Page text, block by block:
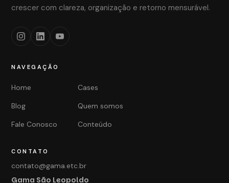
crescer com clareza, organização e retorno mensurável.
NAVEGAÇÃO
Home
Cases
Blog
Quem somos
Fale Conosco
Conteúdo
CONTATO
contato@gama.etc.br
Gama São Leopoldo